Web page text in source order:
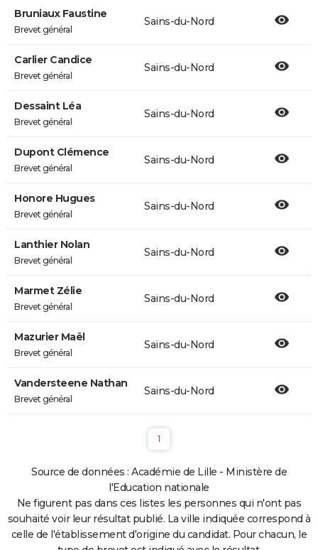
Bruniaux Faustine
Brevet général
Sains-du-Nord
Carlier Candice
Brevet général
Sains-du-Nord
Dessaint Léa
Brevet général
Sains-du-Nord
Dupont Clémence
Brevet général
Sains-du-Nord
Honore Hugues
Brevet général
Sains-du-Nord
Lanthier Nolan
Brevet général
Sains-du-Nord
Marmet Zélie
Brevet général
Sains-du-Nord
Mazurier Maël
Brevet général
Sains-du-Nord
Vandersteene Nathan
Brevet général
Sains-du-Nord
1
Source de données : Académie de Lille - Ministère de
l'Education nationale
Ne figurent pas dans ces listes les personnes qui n'ont pas
souhaité voir leur résultat publié. La ville indiquée correspond à
celle de l'établissement d'origine du candidat. Pour chacun, le